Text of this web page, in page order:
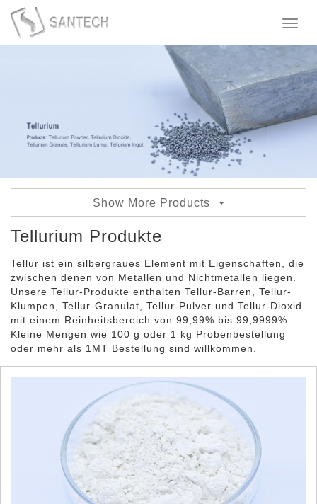
Show More Products
Tellurdioxid
Tellurpulver
Tellurgranulat
Tellurklumpen
Tellurbarren
Tellurium Produkte
Tellur ist ein silbergraues Element mit Eigenschaften, die
zwischen denen von Metallen und Nichtmetallen liegen.
Unsere Tellur-Produkte enthalten Tellur-Barren, Tellur-
Klumpen, Tellur-Granulat, Tellur-Pulver und Tellur-Dioxid
mit einem Reinheitsbereich von 99,99% bis 99,9999%.
Kleine Mengen wie 100 g oder 1 kg Probenbestellung
oder mehr als 1MT Bestellung sind willkommen.